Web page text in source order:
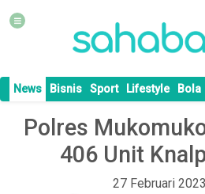
News Bisnis Sport Lifestyle Bola
Polres
406 Unit
27 Februari